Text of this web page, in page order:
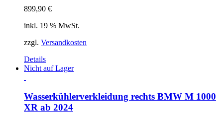
899,90 €
inkl. 19 % MwSt.
zzgl. Versandkosten
Details
Nicht auf Lager
Wasserkühlerverkleidung rechts BMW M 1000
XR ab 2024